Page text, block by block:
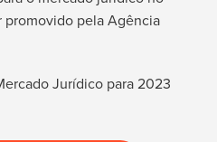
promovido pela Agência
Jurídico para 2023